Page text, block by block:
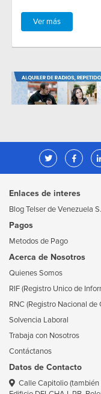
Ver más
Enlaces de interes
Blog Telser de Venezuela
Pagos
Metodos de Pago
Acerca de Nosotros
Quienes Somos
RIF (Registro Unico de
RNC (Registro Nacional de
Solvencia Laboral
Trabaja con Nosotros
Contáctanos
Datos de Contacto
Calle Capitolio